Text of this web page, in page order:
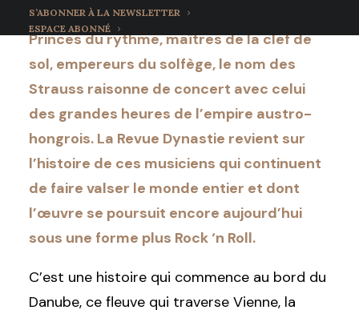
S’ABONNER À LA NEWSLETTER
ESPACE ABONNÉ
Princes du rythme, maîtres de la clef de
sol, empereurs du solfège, le nom des
Strauss raisonne de concert avec celui
des grandes heures de l’empire austro-
hongrois. La Revue Dynastie revient sur
l’histoire de ces musiciens qui continuent
de faire valser le monde entier et dont
l’œuvre se poursuit encore aujourd’hui
sous une forme plus Rock ‘n Roll.
C’est une histoire qui commence au bord du
Danube, ce fleuve qui traverse Vienne, la